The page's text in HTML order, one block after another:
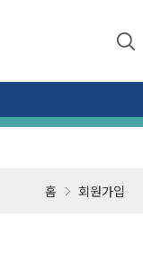
홈 회원가입